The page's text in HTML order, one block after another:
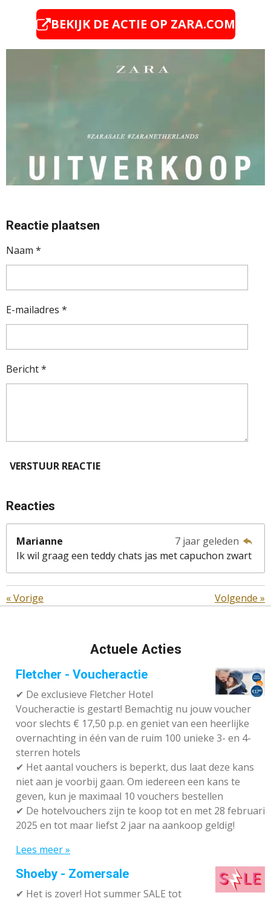
BEKIJK DE ACTIE OP ZARA.COM
Reactie plaatsen
Naam *
E-mailadres *
Bericht *
VERSTUUR REACTIE
Reacties
Marianne
7 jaar geleden
Ik wil graag een teddy chats jas met capuchon zwart
«Vorige Volgende »
Actuele Acties
Fletcher - Voucheractie
✔ De exclusieve Fletcher Hotel
Voucheractie is gestart! Bemachtig nu jouw voucher
voor slechts € 17,50 p.p. en geniet van een heerlijke
overnachting in één van de ruim 100 unieke 3- en 4-
sterren hotels
✔ Het aantal vouchers is beperkt, dus laat deze kans
niet aan je voorbij gaan. Om iedereen een kans te
geven, kun je maximaal 10 vouchers bestellen
✔ De hotelvouchers zijn te koop tot en met 28 februari
2025 en tot maar liefst 2 jaar na aankoop geldig!
Lees meer »
Shoeby - Zomersale
✔ Het is zover! Hot summer SALE tot